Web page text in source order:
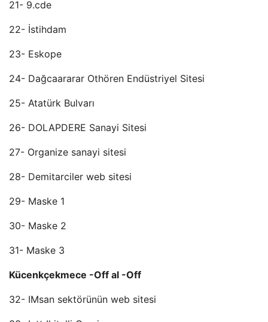
21- 9.cde
22- İstihdam
23- Eskope
24- Dağcaararar Othören Endüstriyel Sitesi
25- Atatürk Bulvarı
26- DOLAPDERE Sanayi Sitesi
27- Organize sanayi sitesi
28- Demitarciler web sitesi
29- Maske 1
30- Maske 2
31- Maske 3
Kücenkçekmece -Off al -Off
32- IMsan sektörünün web sitesi